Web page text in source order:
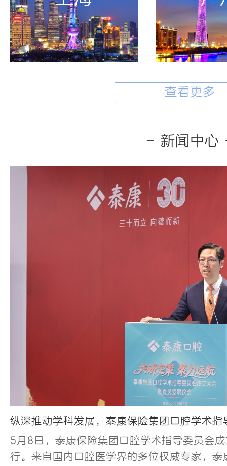
查看更多
- 新闻中
纵深推动学科发展，泰康保险集团口腔学术指
5月8日，泰康保险集团口腔学术指导委员会
行。来自国内口腔医学界的多位权威专家，